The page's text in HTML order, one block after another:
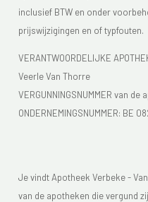
inclusief BTW en onder
prijswijzigingen en of typfouten.
VERANTWOORDELIJKE
Veerle Van Thorre
VERGUNNINGSNUMMER van de
ONDERNEMINGSNUMMER: BE
Je vindt Apotheek Verbeke -
van de apotheken die vergund